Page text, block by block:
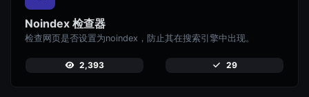
Noindex 检查器
检查网页是否设置为noindex，防止其在搜索引擎中出现。
2,393 29